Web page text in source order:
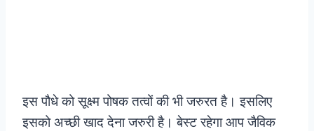
इस पौधे को सूक्ष्म पोषक तत्वों की भी जरुरत है। इसलिए
इसको अच्छी खाद देना जरुरी है। बेस्ट रहेगा आप जैविक